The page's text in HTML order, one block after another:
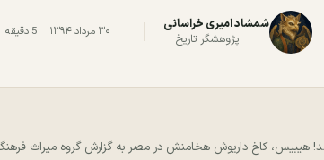
شمشاد امیری خراسانی
پژوهشگر تاریخ
۳۰ مرداد ۱۳۹۴ 5 دقیقه
هیبیس، کاخ داریوش هخامنش در مصر به گزارش گروه میراث